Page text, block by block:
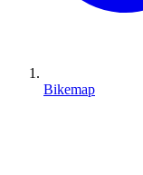
Bikemap